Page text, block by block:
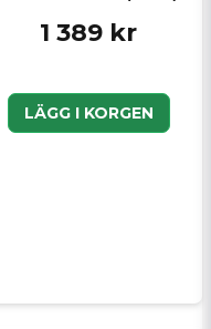
1 389 kr
LÄGG I KORGEN